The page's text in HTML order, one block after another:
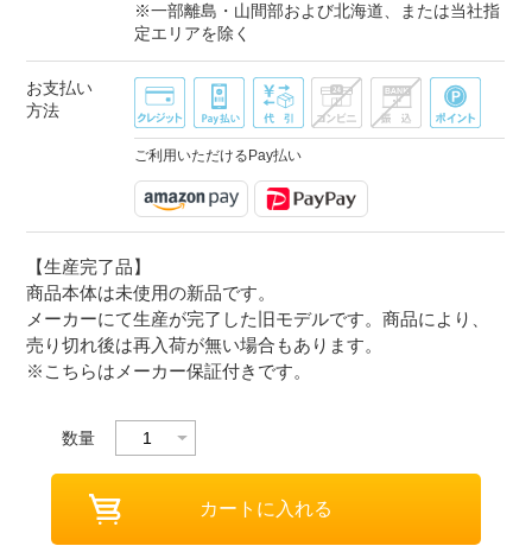
※一部離島・山間部および北海道、または当社指
定エリアを除く
お支払い
方法
ご利用いただけるPay払い
【生産完了品】
商品本体は未使用の新品です。
メーカーにて生産が完了した旧モデルです。商品により、
売り切れ後は再入荷が無い場合もあります。
※こちらはメーカー保証付きです。
数量